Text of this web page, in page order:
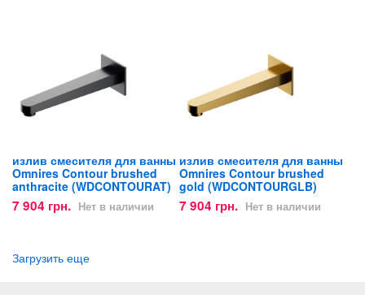
излив смесителя для ванны
Omnires Contour brushed
anthracite (WDCONTOURAT)
7 904 грн. Нет в наличии
излив смесителя для ванны
Omnires Contour brushed
gold (WDCONTOURGLB)
7 904 грн. Нет в наличии
Загрузить еще